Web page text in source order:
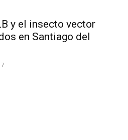
y el insecto vector
en Santiago del